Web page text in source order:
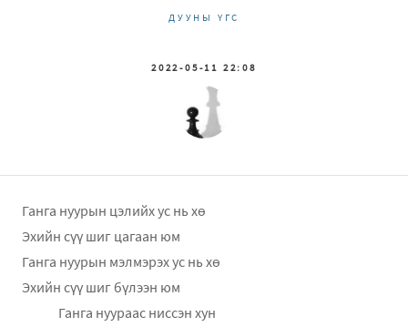
ДУУНЫ ҮГС
2022-05-11 22:08
Ганга нуурын цэлийх ус нь хө
Эхийн сүү шиг цагаан юм
Ганга нуурын мэлмэрэх ус нь хө
Эхийн сүү шиг бүлээн юм
Ганга нуураас ниссэн хун